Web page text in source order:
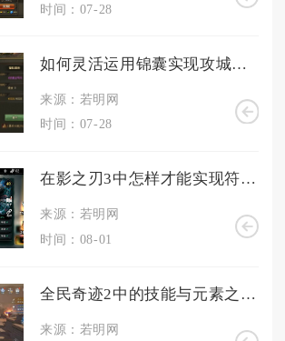
时间：07-28
如何灵活运用锦囊实现攻城掠地的突破
来源：若明网
时间：07-28
在影之刃3中怎样才能实现符文的成功镶嵌
来源：若明网
时间：08-01
全民奇迹2中的技能与元素之间有何样的对应关系
来源：若明网